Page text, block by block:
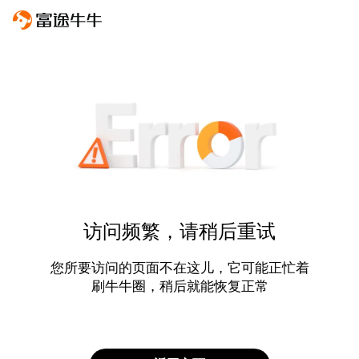
访问频繁，请稍后重试
您所要访问的页面不在这儿，它可能正忙着
刷牛牛圈，稍后就能恢复正常